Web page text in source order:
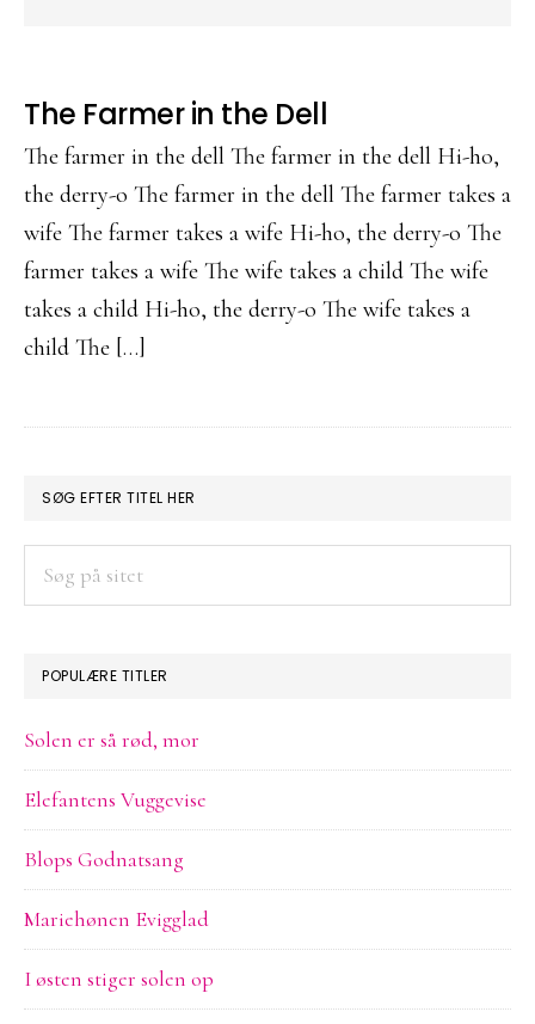
The Farmer in the Dell
The farmer in the dell The farmer in the dell Hi-ho,
the derry-o The farmer in the dell The farmer takes a
wife The farmer takes a wife Hi-ho, the derry-o The
farmer takes a wife The wife takes a child The wife
takes a child Hi-ho, the derry-o The wife takes a
child The […]
PRIMÆR
SIDEBAR
SØG EFTER TITEL HER
POPULÆRE TITLER
Solen er så rød, mor
Elefantens Vuggevise
Blops Godnatsang
Mariehønen Evigglad
I østen stiger solen op